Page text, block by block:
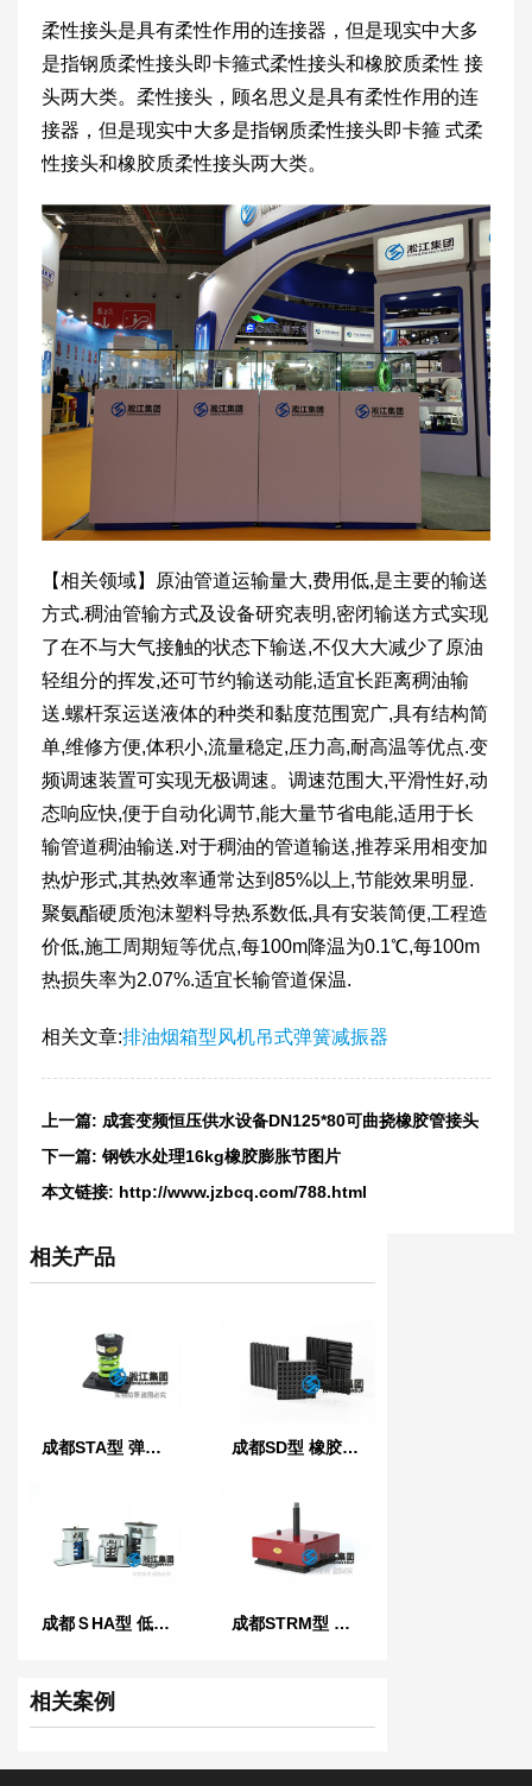
柔性接头是具有柔性作用的连接器，但是现实中大多
是指钢质柔性接头即卡箍式柔性接头和橡胶质柔性 接
头两大类。柔性接头，顾名思义是具有柔性作用的连
接器，但是现实中大多是指钢质柔性接头即卡箍 式柔
性接头和橡胶质柔性接头两大类。
【相关领域】原油管道运输量大,费用低,是主要的输送
方式.稠油管输方式及设备研究表明,密闭输送方式实现
了在不与大气接触的状态下输送,不仅大大减少了原油
轻组分的挥发,还可节约输送动能,适宜长距离稠油输
送.螺杆泵运送液体的种类和黏度范围宽广,具有结构简
单,维修方便,体积小,流量稳定,压力高,耐高温等优点.变
频调速装置可实现无极调速。调速范围大,平滑性好,动
态响应快,便于自动化调节,能大量节省电能,适用于长
输管道稠油输送.对于稠油的管道输送,推荐采用相变加
热炉形式,其热效率通常达到85%以上,节能效果明显.
聚氨酯硬质泡沫塑料导热系数低,具有安装简便,工程造
价低,施工周期短等优点,每100m降温为0.1℃,每100m
热损失率为2.07%.适宜长输管道保温.
相关文章:排油烟箱型风机吊式弹簧减振器
上一篇: 成套变频恒压供水设备DN125*80可曲挠橡胶管接头
安装问题
下一篇: 钢铁水处理16kg橡胶膨胀节图片
本文链接: http://www.jzbcq.com/788.html
相关产品
成都STA型 弹簧减振器 成都SD型 橡胶减振垫
成都ＳHA型 低频可调弹簧减振器 成都STRM型 稳定橡胶减振器
相关案例